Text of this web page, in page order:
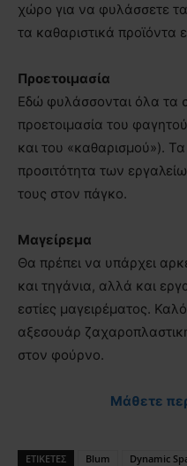
χώρο για να φυλάσσετε
τα καθαριστικά προϊόντα
Προετοιμασία
Εδώ φυλάσσονται όλα τα
προετοιμασία του
και του «καθαρισμού»).
προσιτότητα των
τους στον πάγκο.
Μαγείρεμα
Θα πρέπει να υπάρχει
και τηγάνια, αλλά και
εστίες μαγειρέματος.
αξεσουάρ
στον φούρνο.
Μάθετε
ΕΤΙΚΕΤΕΣ Blum Dynamic